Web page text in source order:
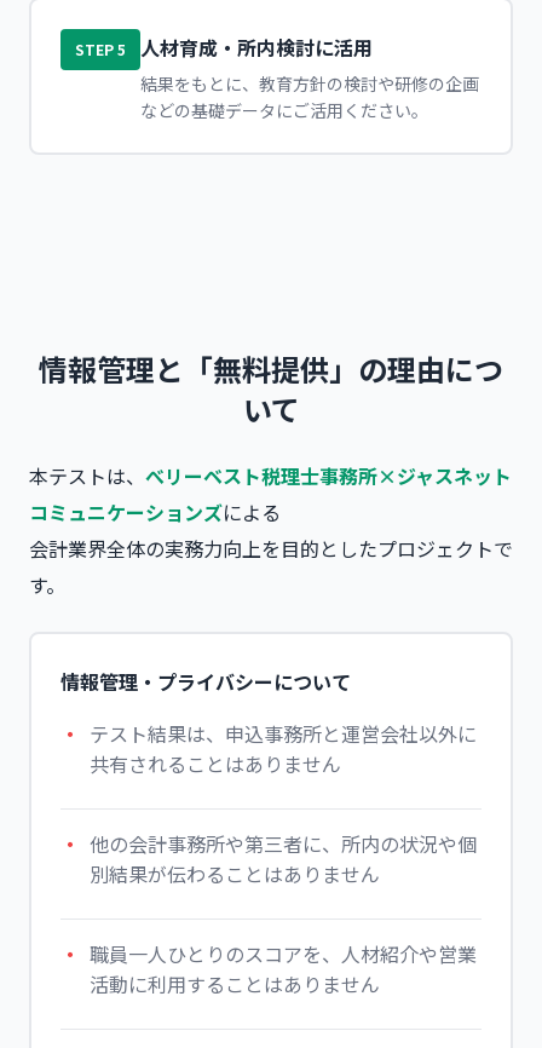
STEP 5 人材育成・所内検討に活用
結果をもとに、教育方針の検討や研修の企画
などの基礎データにご活用ください。
情報管理と「無料提供」の理由につ
いて
本テストは、 べリーベスト税理士事務所×ジャスネット
コミュニケーションズによる
会計業界全体の実務力向上を目的としたプロジェクトで
す。
情報管理・プライバシーについて
テスト結果は、申込事務所と運営会社以外に
共有されることはありません
他の会計事務所や第三者に、所内の状況や個
別結果が伝わることはありません
職員一人ひとりのスコアを、人材紹介や営業
活動に利用することはありません